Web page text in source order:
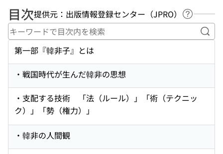
目次提供元：出版情報登録センター（JPRO）
ヘルプペ
キ
第一部『韓非子』とは
・戦国時代が生んだ韓非の思想
・支配する技術 「法（ルール）」「術（テクニッ
ク）」「勢（権力）」
・韓非の人間観